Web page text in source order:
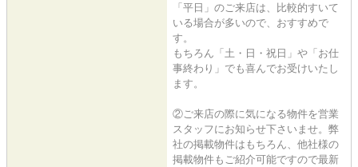
「平日」のご来店は、比較的すいて
いる場合が多いので、おすすめで
す。
もちろん「土・日・祝日」や「お仕
事終わり」でも喜んでお受けいたし
ます。
②ご来店の際に気になる物件を営業
スタッフにお知らせ下さいませ。弊
社の掲載物件はもちろん、他社様の
掲載物件もご紹介可能ですので最新